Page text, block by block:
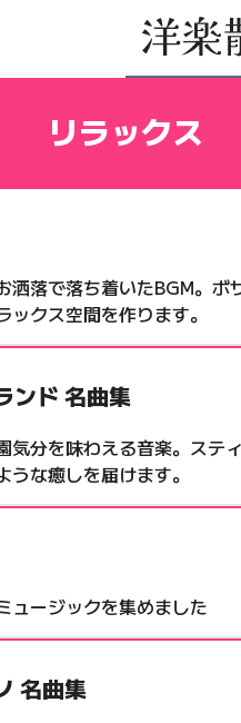
リラックス
落で落ち着いたBGM。
クス空間を作ります。
ンド 名曲集
分を味わえる音楽。ステ
な癒しを届けます。
ュージックを集めました
名曲集